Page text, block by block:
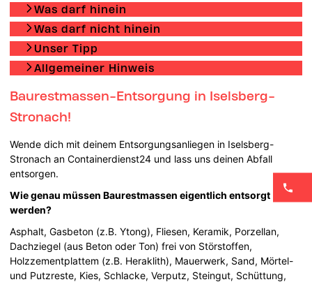
Was darf hinein
Was darf nicht hinein
Unser Tipp
Allgemeiner Hinweis
Baurestmassen-Entsorgung in Iselsberg-
Stronach!
Wende dich mit deinem Entsorgungsanliegen in Iselsberg-
Stronach an Containerdienst24 und lass uns deinen Abfall
entsorgen.
Wie genau müssen Baurestmassen eigentlich entsorgt
werden?
Asphalt, Gasbeton (z.B. Ytong), Fliesen, Keramik, Porzellan,
Dachziegel (aus Beton oder Ton) frei von Störstoffen,
Holzzementplattem (z.B. Heraklith), Mauerwerk, Sand, Mörtel-
und Putzreste, Kies, Schlacke, Verputz, Steingut, Schüttung,